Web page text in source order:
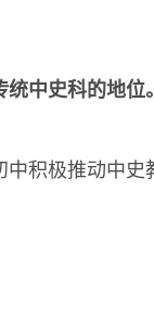
中史科的地位。
积极推动中史